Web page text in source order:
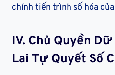
chính tiến trình số hóa
IV. Chủ Quyền
Lai Tự Quyết Số